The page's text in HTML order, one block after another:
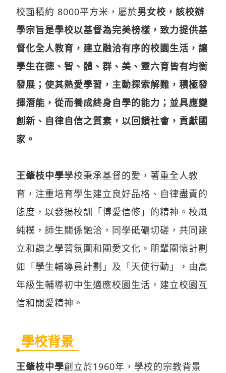
校面積約 8000平方米，屬於男女校，該校辦
學宗旨是學校以基督為完美榜樣，致力提供基
督化全人教育，建立融洽有序的校園生活，讓
學生在德、智、體、群、美、靈六育皆有均衡
發展；使其熱愛學習，主動探索解難，積極發
揮潛能，從而養成終身自學的能力；並具應變
創新、自律自信之質素，以回饋社會，貢獻國
家。
王肇枝中學學校秉承基督的愛，著重全人教
育，注重培育學生建立良好品格、自律盡責的
態度，以發揚校訓「博愛信修」的精神。校風
純樸，師生關係融洽，同學砥礪切磋，共同建
立和諧之學習氛圍和關愛文化。朋輩關懷計劃
如「學生輔導員計劃」及「天使行動」，由高
年級生輔導初中生適應校園生活，建立校園互
信和關愛精神。
學校背景
王肇枝中學創立於1960年，學校的宗教背景